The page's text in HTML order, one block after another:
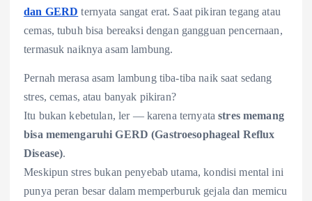
dan GERD ternyata sangat erat. Saat pikiran tegang atau
cemas, tubuh bisa bereaksi dengan gangguan pencernaan,
termasuk naiknya asam lambung.
Pernah merasa asam lambung tiba-tiba naik saat sedang
stres, cemas, atau banyak pikiran?
Itu bukan kebetulan, ler — karena ternyatastres memang
bisa memengaruhi GERD (Gastroesophageal Reflux
Disease).
Meskipun stres bukan penyebab utama, kondisi mental ini
punya peran besar dalam memperburuk gejala dan memicu